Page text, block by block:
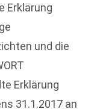
Erklärung
und die
Erklärung
31.1.2017 an